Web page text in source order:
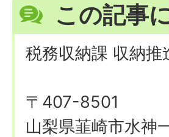
この記事
税務収納課 収納推
〒407-8501
山梨県韮崎市水神